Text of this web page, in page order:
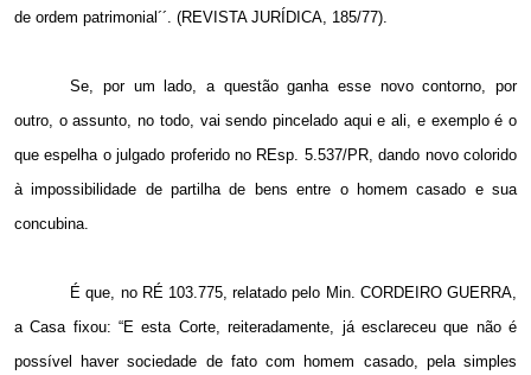
de ordem patrimonial´´. (REVISTA JURÍDICA, 185/77).
Se, por um lado, a questão ganha esse novo contorno, por
outro, o assunto, no todo, vai sendo pincelado aqui e ali, e exemplo é o
que espelha o julgado proferido no REsp. 5.537/PR, dando novo colorido
à impossibilidade de partilha de bens entre o homem casado e sua
concubina.
É que, no RÉ 103.775, relatado pelo Min. CORDEIRO GUERRA,
a Casa fixou: “E esta Corte, reiteradamente, já esclareceu que não é
possível haver sociedade de fato com homem casado, pela simples